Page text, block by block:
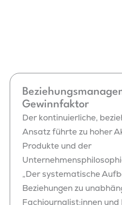
Gewinnfaktor
Der kontinuierliche,
Ansatz führte zu hoher
Produkte und der
„Der systematische
Beziehungen zu
Fachjournalist:innen